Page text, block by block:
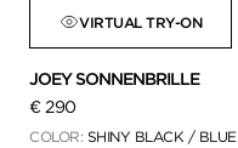
VIRTUAL TRY-ON
JOEY SONNENBRILLE
€ 290
COLOR: SHINY BLACK / BLUE